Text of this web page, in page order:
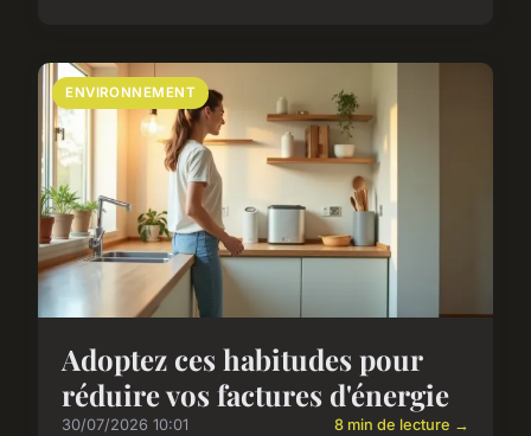
ENVIRONNEMENT
Adoptez ces habitudes pour
réduire vos factures d'énergie
30/07/2026 10:01 8 min de lecture →